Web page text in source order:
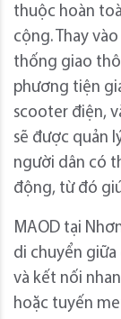
thuộc hoàn
cộng. Thay
thống giao
phương tiện
scooter điện,
sẽ được quản
người dân có
động, từ đó
MAOD tại
di chuyển
và kết nối
hoặc tuyến